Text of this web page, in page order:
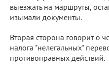
выезжать на маршруты,
изымали документы.
Вторая сторона говорит о
налога "нелегальных"
противоправных действий.